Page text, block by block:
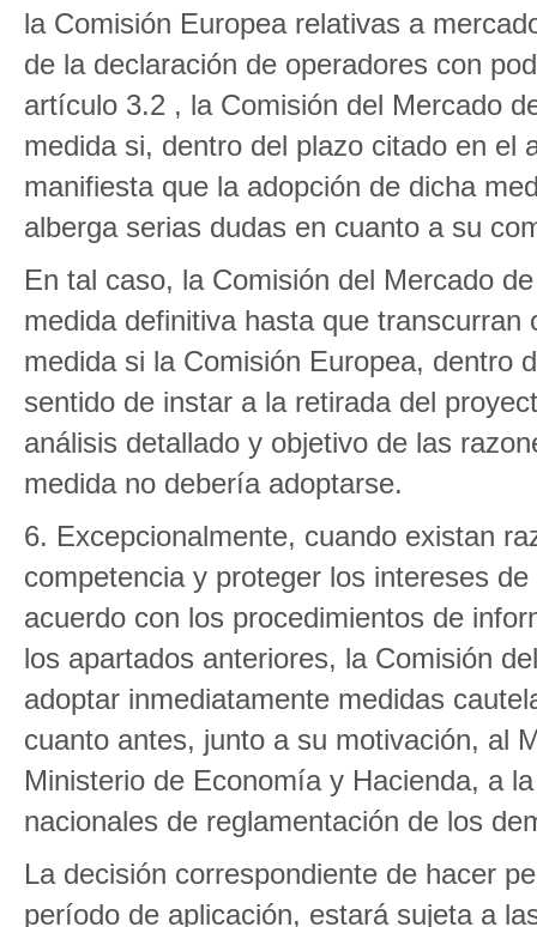
la Comisión Europea relativas a
de la declaración de operadores con
artículo 3.2 , la Comisión del Mercado
medida si, dentro del plazo citado en el
manifiesta que la adopción de dicha
alberga serias dudas en cuanto a su
En tal caso, la Comisión del Mercado
medida definitiva hasta que
medida si la Comisión Europea, dentro
sentido de instar a la retirada del
análisis detallado y objetivo de las
medida no debería adoptarse.
6. Excepcionalmente, cuando existan
competencia y proteger los intereses
acuerdo con los procedimientos de
los apartados anteriores, la Comisión
adoptar inmediatamente medidas
cuanto antes, junto a su motivación, al
Ministerio de Economía y Hacienda, a
nacionales de reglamentación de los
La decisión correspondiente de hacer
período de aplicación, estará sujeta a